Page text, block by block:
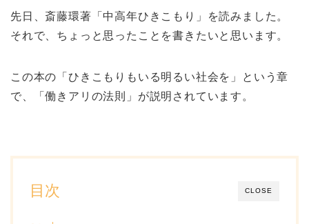
先日、斎藤環著「中高年ひきこもり」を読みました。
それで、ちょっと思ったことを書きたいと思います。
この本の「ひきこもりもいる明るい社会を」という章
で、「働きアリの法則」が説明されています。
CLOSE
目次